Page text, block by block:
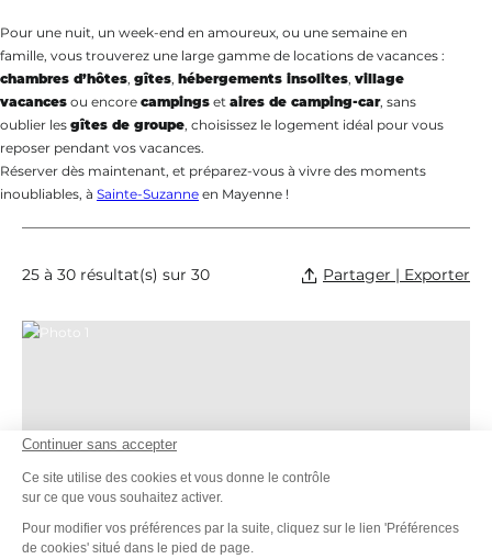
Continuer sans accepter
Ce site utilise des cookies et vous donne le contrôle
sur ce que vous souhaitez activer.
Pour modifier vos préférences par la suite, cliquez sur le lien 'Préférences
de cookies' situé dans le pied de page.
Pour une nuit, un week-end en amoureux, ou une semaine en
famille, vous trouverez une large gamme de locations de vacances :
chambres d’hôtes, gîtes, hébergements insolites, village
vacances ou encore campings et aires de camping-car, sans
oublier les gîtes de groupe, choisissez le logement idéal pour vous
reposer pendant vos vacances.
Réserver dès maintenant, et préparez-vous à vivre des moments
inoubliables, à Sainte-Suzanne en Mayenne !
25 à 30 résultat(s) sur 30 Partager | Exporter
Photo 1, © jpeg